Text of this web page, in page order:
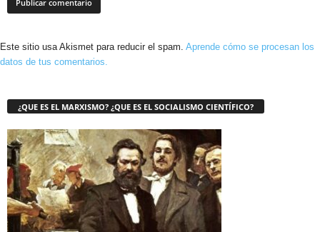
Este sitio usa Akismet para reducir el spam. Aprende cómo se procesan los
datos de tus comentarios.
¿QUE ES EL MARXISMO? ¿QUE ES EL SOCIALISMO CIENTÍFICO?